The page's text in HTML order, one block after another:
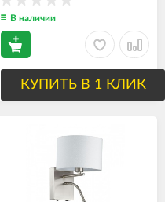
В наличии
КУПИТЬ В 1 КЛИК